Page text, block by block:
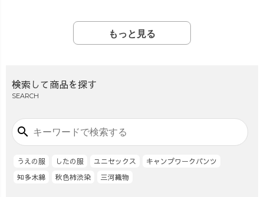
もっと見る
検索して商品を探す
SEARCH
search
うえの服 したの服 ユニセックス
キャンプワークパンツ
知多木綿
秋色柿渋染 三河織物